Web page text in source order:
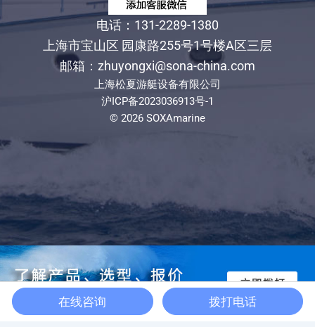
电话：131-2289-1380
上海市宝山区 园康路255号1号楼A区三层
邮箱：zhuyongxi@sona-china.com
上海松夏游艇设备有限公司
沪ICP备2023036913号-1
© 2026 SOXAmarine
在线咨询 拨打电话